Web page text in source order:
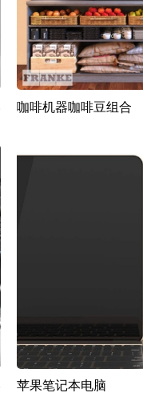
咖啡机器咖啡豆组合
苹果笔记本电脑